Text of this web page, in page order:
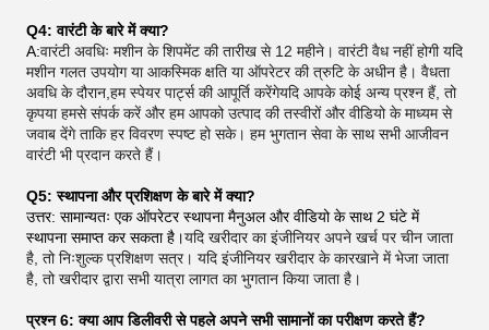
Q4: वारंटी के बारे में क्या?
A:वारंटी अवधिः मशीन के शिपमेंट की तारीख से 12 महीने। वारंटी वैध नहीं होगी यदि
मशीन गलत उपयोग या आकस्मिक क्षति या ऑपरेटर की त्रुटि के अधीन है। वैधता
अवधि के दौरान,हम स्पेयर पार्ट्स की आपूर्ति करेंगेयदि आपके कोई अन्य प्रश्न हैं, तो
कृपया हमसे संपर्क करें और हम आपको उत्पाद की तस्वीरों और वीडियो के माध्यम से
जवाब देंगे ताकि हर विवरण स्पष्ट हो सके। हम भुगतान सेवा के साथ सभी आजीवन
वारंटी भी प्रदान करते हैं।
Q5: स्थापना और प्रशिक्षण के बारे में क्या?
उत्तर: सामान्यतः एक ऑपरेटर स्थापना मैनुअल और वीडियो के साथ 2 घंटे में
स्थापना समाप्त कर सकता है।यदि खरीदार का इंजीनियर अपने खर्च पर चीन जाता
है, तो निःशुल्क प्रशिक्षण सत्र। यदि इंजीनियर खरीदार के कारखाने में भेजा जाता
है, तो खरीदार द्वारा सभी यात्रा लागत का भुगतान किया जाता है।
प्रश्न 6: क्या आप डिलीवरी से पहले अपने सभी सामानों का परीक्षण करते हैं?